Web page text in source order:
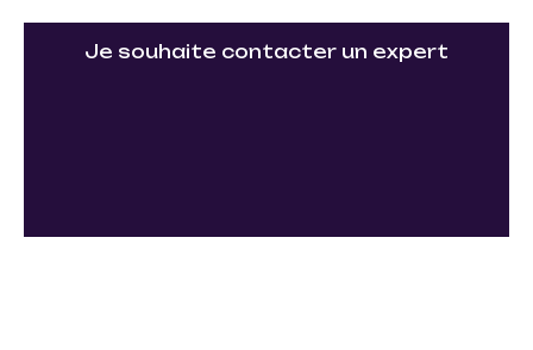
Je souhaite contacter un expert